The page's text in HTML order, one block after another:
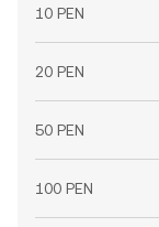
10 PEN
20 PEN
50 PEN
100 PEN